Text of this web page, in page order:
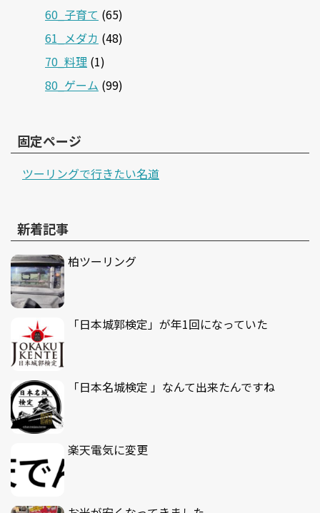
60_子育て (65)
61_メダカ (48)
70_料理 (1)
80_ゲーム (99)
固定ページ
ツーリングで行きたい名道
新着記事
柏ツーリング
「日本城郭検定」が年1回になっていた
「日本名城検定 」なんて出来たんですね
楽天電気に変更